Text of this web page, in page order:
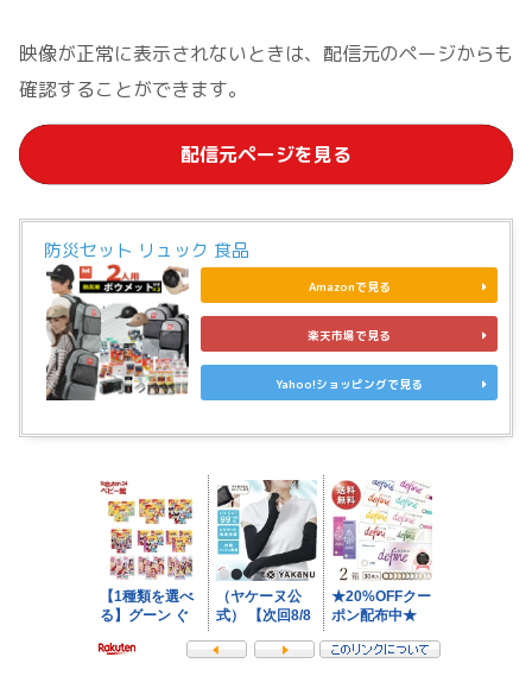
映像が正常に表示されないときは、配信元のページからも
確認することができます。
配信元ページを見る
防災セット リュック 食品
Amazonで見る
楽天市場で見る
Yahoo!ショッピングで見る